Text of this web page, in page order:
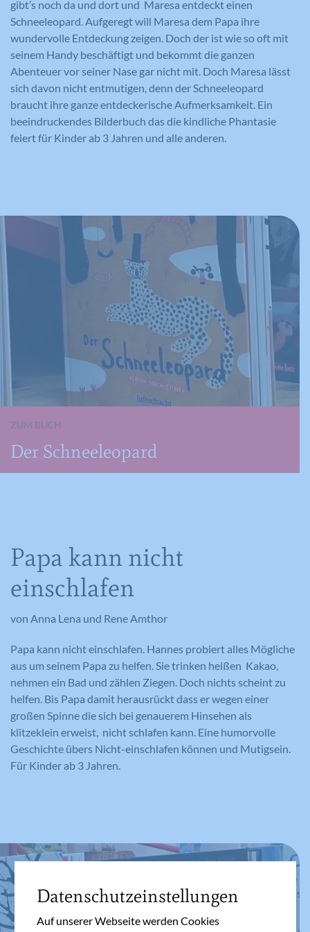
gibt’s noch da und dort und Maresa entdeckt einen
Schneeleopard. Aufgeregt will Maresa dem Papa ihre
wundervolle Entdeckung zeigen. Doch der ist wie so oft mit
seinem Handy beschäftigt und bekommt die ganzen
Abenteuer vor seiner Nase gar nicht mit. Doch Maresa lässt
sich davon nicht entmutigen, denn der Schneeleopard
braucht ihre ganze entdeckerische Aufmerksamkeit. Ein
beeindruckendes Bilderbuch das die kindliche Phantasie
feiert für Kinder ab 3 Jahren und alle anderen.
ZUM BUCH
Der Schneeleopard
Papa kann nicht
einschlafen
von Anna Lena und Rene Amthor
Papa kann nicht einschlafen. Hannes probiert alles Mögliche
aus um seinem Papa zu helfen. Sie trinken heißen Kakao,
nehmen ein Bad und zählen Ziegen. Doch nichts scheint zu
helfen. Bis Papa damit herausrückt dass er wegen einer
großen Spinne die sich bei genauerem Hinsehen als
klitzeklein erweist, nicht schlafen kann. Eine humorvolle
Geschichte übers Nicht-einschlafen können und Mutigsein.
Für Kinder ab 3 Jahren.
Datenschutzeinstellungen
Auf unserer Webseite werden Cookies